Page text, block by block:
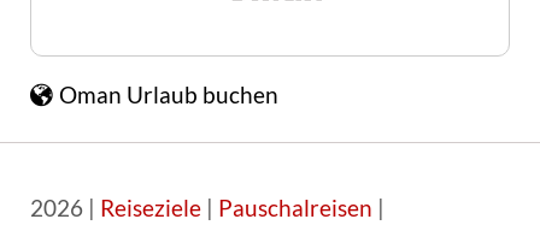
Oman Urlaub buchen
2026 | Reiseziele| Pauschalreisen |